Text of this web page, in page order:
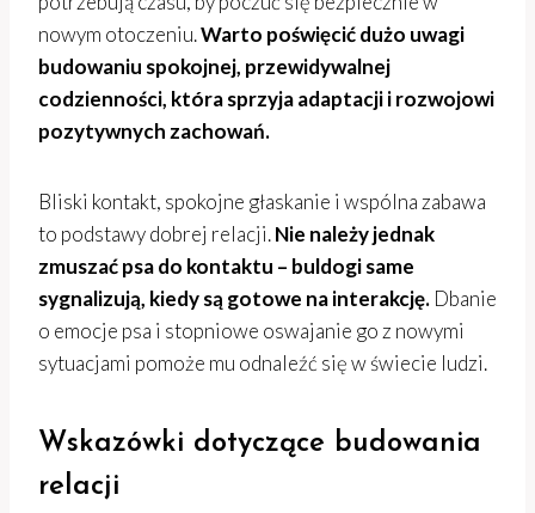
nowym otoczeniu.Warto poświęcić dużo uwagi
budowaniu spokojnej, przewidywalnej
codzienności, która sprzyja adaptacji i rozwojowi
pozytywnych zachowań.
Bliski kontakt, spokojne głaskanie i wspólna zabawa
to podstawy dobrej relacji.Nie należy jednak
zmuszać psa do kontaktu – buldogi same
sygnalizują, kiedy są gotowe na interakcję. Dbanie
o emocje psa i stopniowe oswajanie go z nowymi
sytuacjami pomoże mu odnaleźć się w świecie ludzi.
Wskazówki dotyczące budowania
relacji